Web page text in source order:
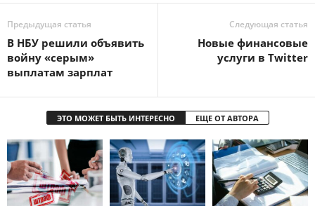
Предыдущая статья
В НБУ решили объявить
войну «серым»
выплатам зарплат
Следующая статья
Новые финансовые
услуги в Twitter
ЭТО МОЖЕТ БЫТЬ ИНТЕРЕСНО ЕЩЕ ОТ АВТОРА